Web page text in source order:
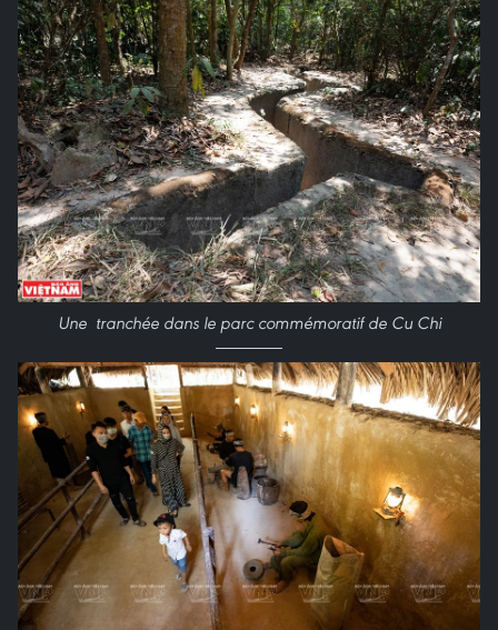
Une tranchée dans le parc commémoratif de Cu Chi